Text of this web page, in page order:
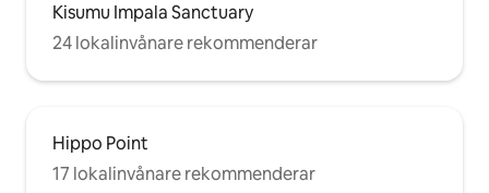
Kisumu Impala Sanctuary
24 lokalinvånare rekommenderar
Hippo Point
17 lokalinvånare rekommenderar